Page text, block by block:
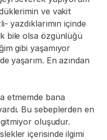
ve vakit
yazdıklarımın içinde
bile olsa özgünlüğü
gibi yaşamıyor
yaşarım. En azından
etmemde bana
Bu sebeplerden en
oluşudur.
içerisinde ilgimi